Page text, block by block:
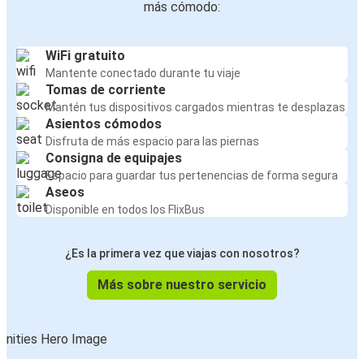
más cómodo:
WiFi gratuito
Mantente conectado durante tu viaje
Tomas de corriente
Mantén tus dispositivos cargados mientras te desplazas
Asientos cómodos
Disfruta de más espacio para las piernas
Consigna de equipajes
Espacio para guardar tus pertenencias de forma segura
Aseos
Disponible en todos los FlixBus
¿Es la primera vez que viajas con nosotros?
Más sobre nuestro servicio